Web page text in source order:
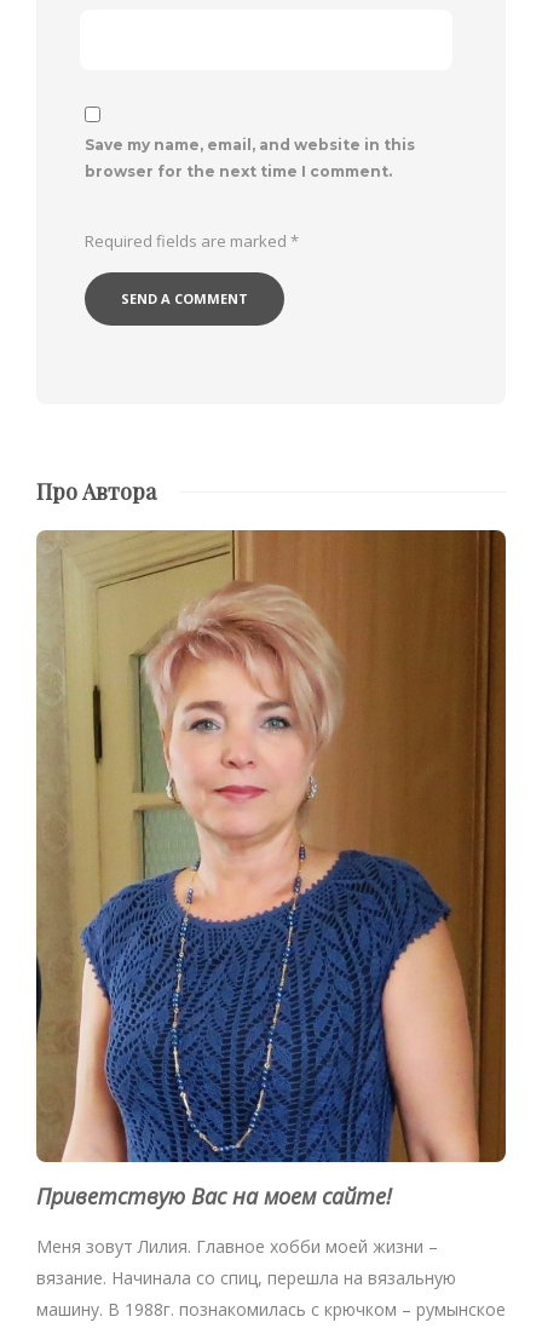
Save my name, email, and website in this
browser for the next time I comment.
Required fields are marked *
Про Автора
Приветствую Вас на моем сайте!
Меня зовут Лилия. Главное хобби моей жизни –
вязание. Начинала со спиц, перешла на вязальную
машину. В 1988г. познакомилась с крючком – румынское